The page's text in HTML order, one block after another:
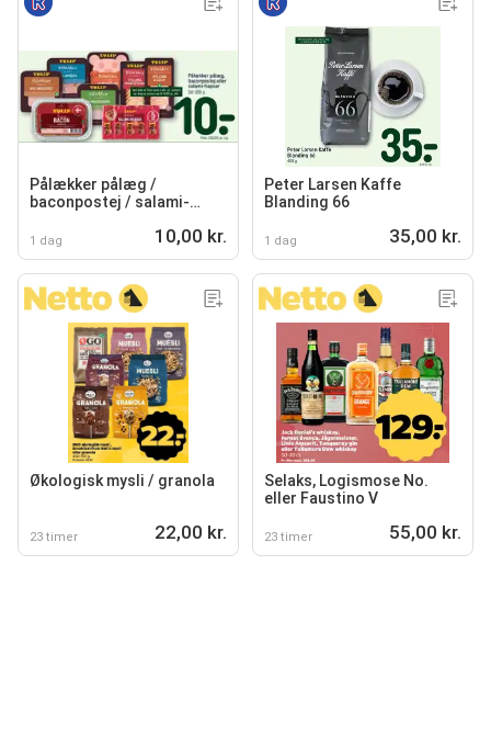
Pålækker pålæg /
baconpostej / salami-
1 dag 10,00 kr.
Peter Larsen Kaffe
Blanding 66
1 dag 35,00 kr.
Økologisk mysli / granola
23 timer 22,00 kr.
Selaks, Logismose No.
eller Faustino V
23 timer 55,00 kr.